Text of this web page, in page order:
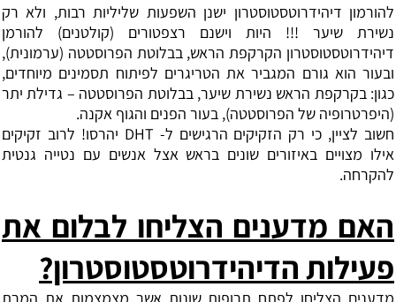
להורמון דיהידרוטסטוסטרון ישנן השפעות שליליות רבות, ולא רק
נשירת שיער !!! היות וישנם רצפטורים (קולטנים) להורמן
דיהידרוטסטוסטרון הקרקפת הראש, בבלוטת הפרוסטטה (ערמונית),
ובעור הוא גורם המגביר את הטריגרים לפיתוח תסמינים מיוחדים,
כגון: בקרקפת הראש נשירת שיער, בבלוטת הפרוסטטה – גדילת יתר
(היפרטרופיה של הפרוסטטה), בעור הפנים והגוף אקנה.
חשוב לציין, כי רק הזקיקים הרגישים ל- DHT יהרסו! לרוב זקיקים
אילו מצויים באיזורים שונים בראש אצל אנשים עם נטייה גנטית
להקרחה.
האם מדענים הצליחו לבלום את
פעילות הדיהידרוטסטוסטרון?
מדענים הצליחו לפתח תרופות שונות אשר מצמצמות את המרת